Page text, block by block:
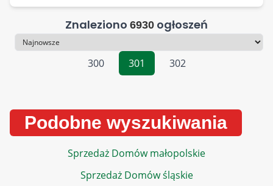
Znaleziono 6930 ogłoszeń
Sortowanie
300
301 302
Podobne wyszukiwania
Sprzedaż Domów małopolskie
Sprzedaż Domów śląskie